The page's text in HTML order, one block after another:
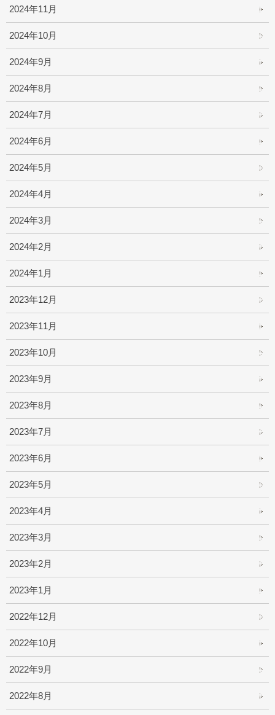
2024年11月
2024年10月
2024年9月
2024年8月
2024年7月
2024年6月
2024年5月
2024年4月
2024年3月
2024年2月
2024年1月
2023年12月
2023年11月
2023年10月
2023年9月
2023年8月
2023年7月
2023年6月
2023年5月
2023年4月
2023年3月
2023年2月
2023年1月
2022年12月
2022年10月
2022年9月
2022年8月